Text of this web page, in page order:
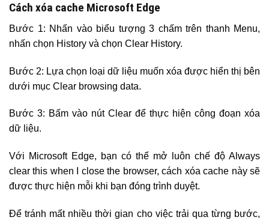
Cách xóa cache Microsoft Edge
Bước 1: Nhấn vào biểu tượng 3 chấm trên thanh Menu,
nhấn chọn History và chọn Clear History.
Bước 2: Lựa chọn loại dữ liệu muốn xóa được hiển thị bên
dưới mục Clear browsing data.
Bước 3: Bấm vào nút Clear để thực hiện công đoạn xóa
dữ liệu.
Với ​Microsoft Edge, bạn có thể mở luôn chế độ Always
clear this when I close the browser, cách xóa cache này sẽ
được thực hiện mỗi khi bạn đóng trình duyệt.
Để tránh mất nhiều thời gian cho việc trải qua từng bước,